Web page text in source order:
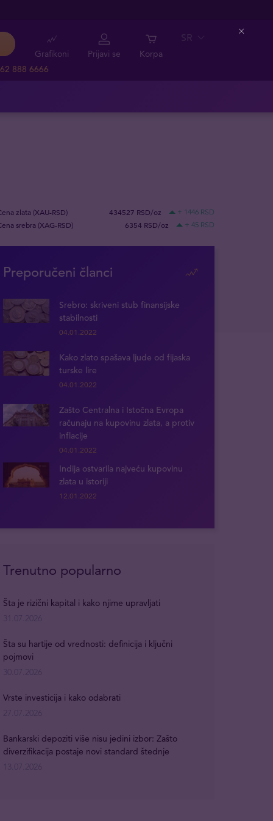
888 6666
Grafikoni Prijavi se Korpa
SR
zlata (XAU-RSD) 434527 RSD/oz + 1446 RSD
srebra (XAG-RSD) 6354 RSD/oz + 45 RSD
Preporučeni članci
Srebro: skriveni stub finansijske
stabilnosti
04.01.2022
Kako zlato spašava ljude od fijaska
turske lire
04.01.2022
Zašto Centralna i Istočna Evropa
računaju na kupovinu zlata, a protiv
inflacije
04.01.2022
Indija ostvarila najveću kupovinu
zlata u istoriji
12.01.2022
Trenutno popularno
Šta je rizični kapital i kako njime upravljati
Šta su hartije od vrednosti: definicija i ključni
pojmovi
Vrste investicija i kako odabrati
Bankarski depoziti više nisu jedini izbor: Zašto
diverzifikacija postaje novi standard štednje
Close